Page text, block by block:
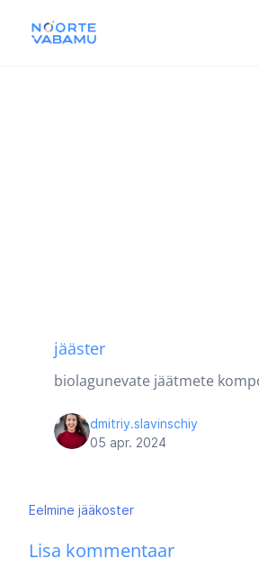
jääster
biolagunevate jäätmete
dmitriy.slavinschiy
05 apr. 2024
Navigeerimine
Eelmine jääkoster
Lisa kommentaar